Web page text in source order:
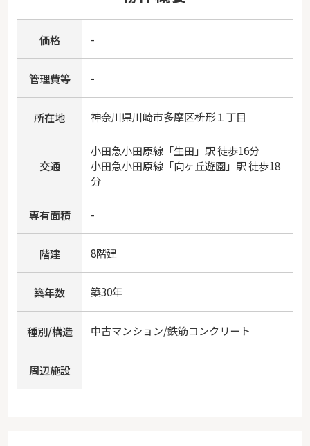
価格 -
管理費等 -
所在地 神奈川県川崎市多摩区枡形１丁目
交通
小田急小田原線「生田 」駅 徒歩16分
小田急小田原線「向ヶ丘遊園」駅 徒歩18
分
専有面積 -
階建 8階建
築年数 築30年
種別/構造 中古マンション/鉄筋コンクリート
周辺施設